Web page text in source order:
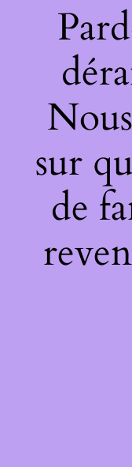
sur
de